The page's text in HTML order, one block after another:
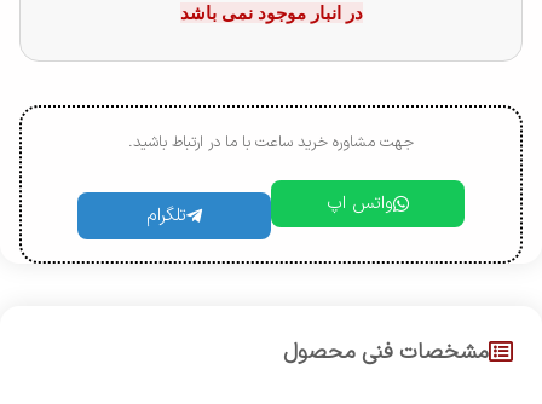
در انبار موجود نمی باشد
جهت مشاوره خرید ساعت با ما در ارتباط باشید.
واتس اپ تلگرام
مشخصات فنی محصول